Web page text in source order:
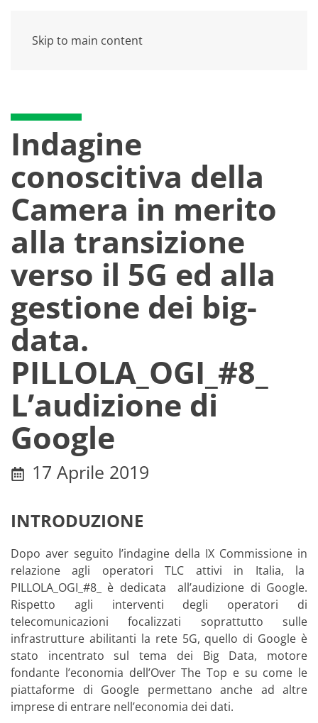
Skip to main content
Indagine
conoscitiva della
Camera in merito
alla transizione
verso il 5G ed alla
gestione dei big-
data.
PILLOLA_OGI_#8_
L’audizione di
Google
17 Aprile 2019
INTRODUZIONE
Dopo aver seguito l’indagine della IX Commissione in
relazione agli operatori TLC attivi in Italia, la
PILLOLA_OGI_#8_ è dedicata all’audizione di Google.
Rispetto agli interventi degli operatori di
telecomunicazioni focalizzati soprattutto sulle
infrastrutture abilitanti la rete 5G, quello di Google è
stato incentrato sul tema dei Big Data, motore
fondante l’economia dell’Over The Top e su come le
piattaforme di Google permettano anche ad altre
imprese di entrare nell’economia dei dati.